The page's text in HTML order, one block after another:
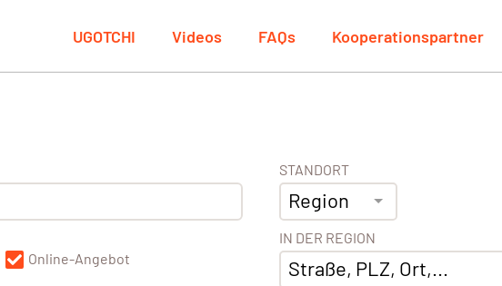
UGOTCHI Videos FAQs Kooperationspartner
Online-Angebot
STANDORT
Region
IN DER REGION
Straße, PLZ, Ort,...